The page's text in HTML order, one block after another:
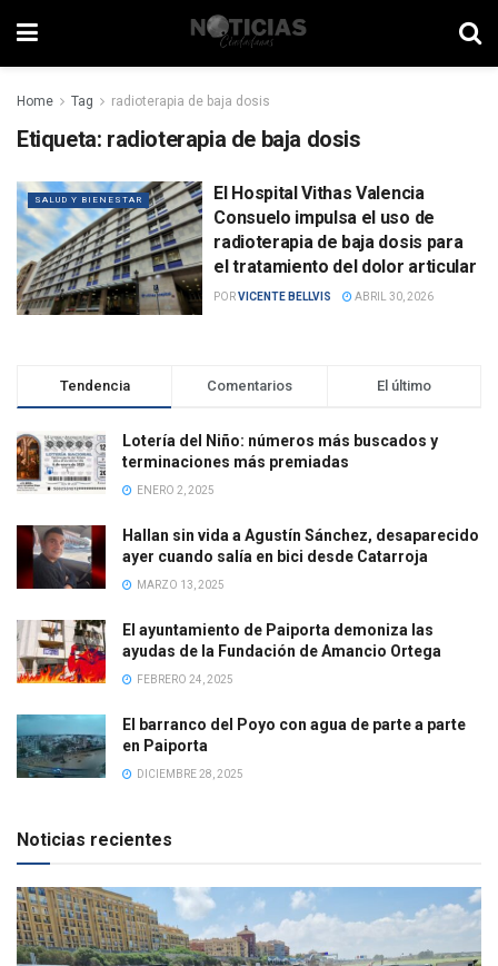
Home Tag radioterapia de baja dosis
Etiqueta: radioterapia de baja dosis
SALUD Y BIENESTAR
El Hospital Vithas Valencia
Consuelo impulsa el uso de
radioterapia de baja dosis para
el tratamiento del dolor articular
PORVICENTE BELLVIS ABRIL 30, 2026
Tendencia Comentarios El último
Lotería del Niño: números más buscados y
terminaciones más premiadas
ENERO 2, 2025
Hallan sin vida a Agustín Sánchez, desaparecido
ayer cuando salía en bici desde Catarroja
MARZO 13, 2025
El ayuntamiento de Paiporta demoniza las
ayudas de la Fundación de Amancio Ortega
FEBRERO 24, 2025
El barranco del Poyo con agua de parte a parte
en Paiporta
DICIEMBRE 28, 2025
Noticias recientes